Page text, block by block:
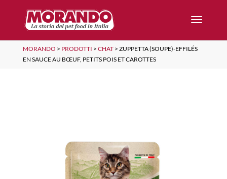
MORANDO > PRODOTTI > CHAT> ZUPPETTA (SOUPE)-EFFILÉS
EN SAUCE AU BŒUF, PETITS POIS ET CAROTTES